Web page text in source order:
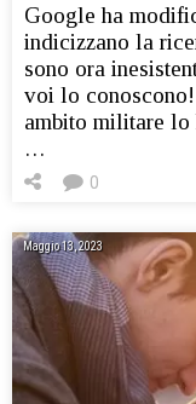
Google ha
indicizzano la
sono ora
voi lo
ambito militare lo
…
0
Maggio 13, 2023